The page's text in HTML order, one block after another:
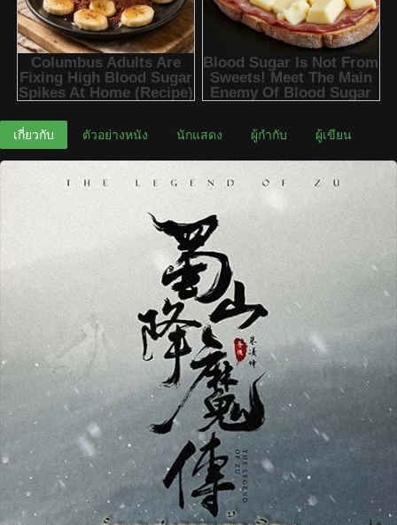
เกี่ยวกับ ตัวอย่างหนัง นักแสดง ผู้กำกับ ผู้เขียน